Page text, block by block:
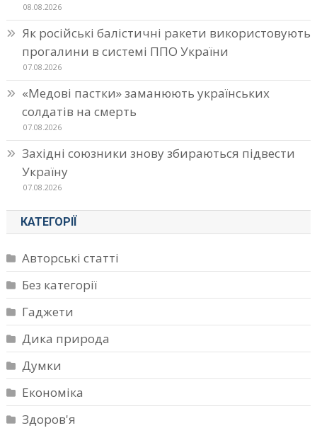
08.08.2026
Як російські балістичні ракети використовують
прогалини в системі ППО України
07.08.2026
«Медові пастки» заманюють українських
солдатів на смерть
07.08.2026
Західні союзники знову збираються підвести
Україну
07.08.2026
КАТЕГОРІЇ
Авторські статті
Без категорії
Гаджети
Дика природа
Думки
Економіка
Здоров'я